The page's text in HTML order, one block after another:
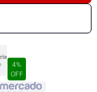
4%
OFF